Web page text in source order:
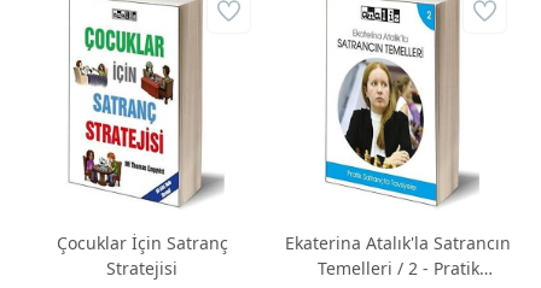
Çocuklar İçin Satranç
Stratejisi
Ekaterina Atalık'la Satrancın
Temelleri / 2 - Pratik